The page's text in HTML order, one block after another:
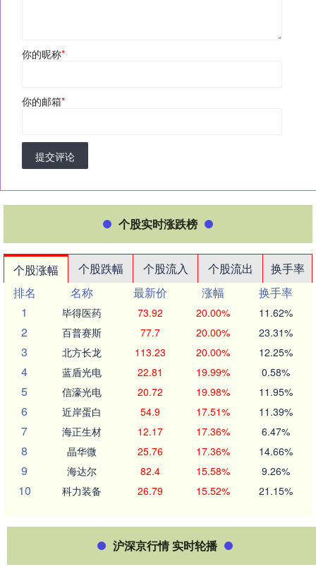
你的昵称*
你的邮箱*
提交评论
个股实时涨跌榜
个股涨幅 个股跌幅 个股流入 个股流出
换手率
排名
名称 最新价 涨幅
换手率
1
毕得医药 73.92 20.00% 11.62%
2 百普赛斯 77.7 20.00% 23.31%
3 北方长龙 113.23 20.00% 12.25%
4 蓝盾光电 22.81 19.99% 0.58%
5 信濠光电 20.72 19.98% 11.95%
6 近岸蛋白 54.9 17.51% 11.39%
7 海正生材 12.17 17.36% 6.47%
8 晶华微 25.76 17.36% 14.66%
9 海达尔 82.4 15.58% 9.26%
10 科力装备 26.79 15.52% 21.15%
沪深京行情 实时轮播